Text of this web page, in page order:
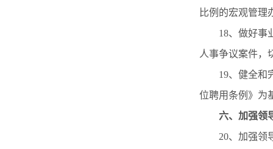
比例的宏观管理
18、做好事
人事争议案件，
19、健全和
位聘用条例》为
六、 加强领
20、加强领